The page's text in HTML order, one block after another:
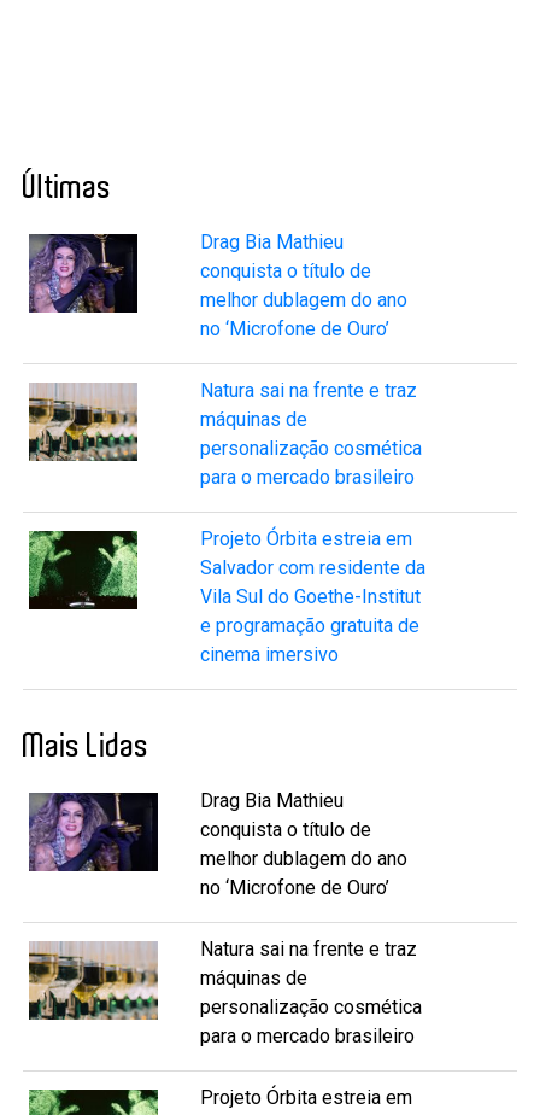
Últimas
Drag Bia Mathieu
conquista o título de
melhor dublagem do ano
no ‘Microfone de Ouro’
Natura sai na frente e traz
máquinas de
personalização cosmética
para o mercado brasileiro
Projeto Órbita estreia em
Salvador com residente da
Vila Sul do Goethe-Institut
e programação gratuita de
cinema imersivo
Mais Lidas
Drag Bia Mathieu
conquista o título de
melhor dublagem do ano
no ‘Microfone de Ouro’
Natura sai na frente e traz
máquinas de
personalização cosmética
para o mercado brasileiro
Projeto Órbita estreia em